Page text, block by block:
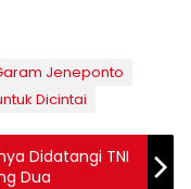
Jeneponto
Dicintai
Didatangi TNI
Dua